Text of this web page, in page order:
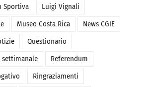
Interviste Le interviste Com.It.Es
Sportiva Luigi Vignali
Museo Costa Rica
Questionario
settimanale Referendum